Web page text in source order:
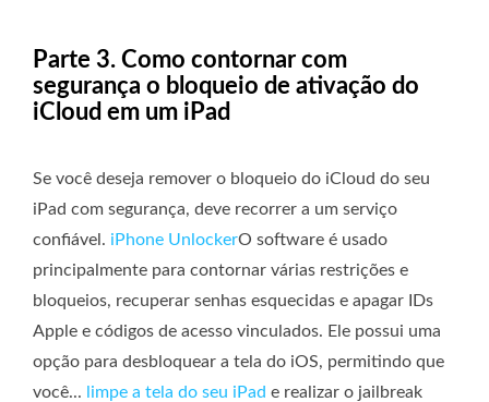
Parte 3. Como contornar com
segurança o bloqueio de ativação do
iCloud em um iPad
Se você deseja remover o bloqueio do iCloud do seu
iPad com segurança, deve recorrer a um serviço
confiável. iPhone UnlockerO software é usado
principalmente para contornar várias restrições e
bloqueios, recuperar senhas esquecidas e apagar IDs
Apple e códigos de acesso vinculados. Ele possui uma
opção para desbloquear a tela do iOS, permitindo que
você...
limpe a tela do seu iPad e realizar o jailbreak